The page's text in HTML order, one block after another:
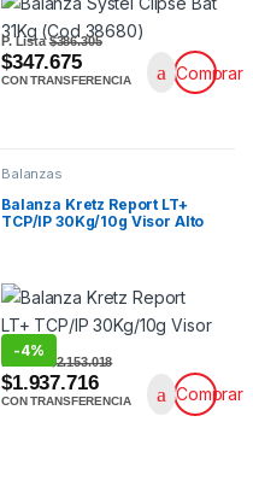
P. Lista$386.305
$347.675
CON TRANSFERENCIA Comprar
Balanzas
Balanza Kretz Report LT+
TCP/IP 30Kg/10g Visor Alto
-4%
P. Lista $2.153.018
$1.937.716
CON TRANSFERENCIA Comprar